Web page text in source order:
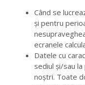
Când se
și pentru
ecranele
Datele cu
sediul și/sau
noștri. Toate